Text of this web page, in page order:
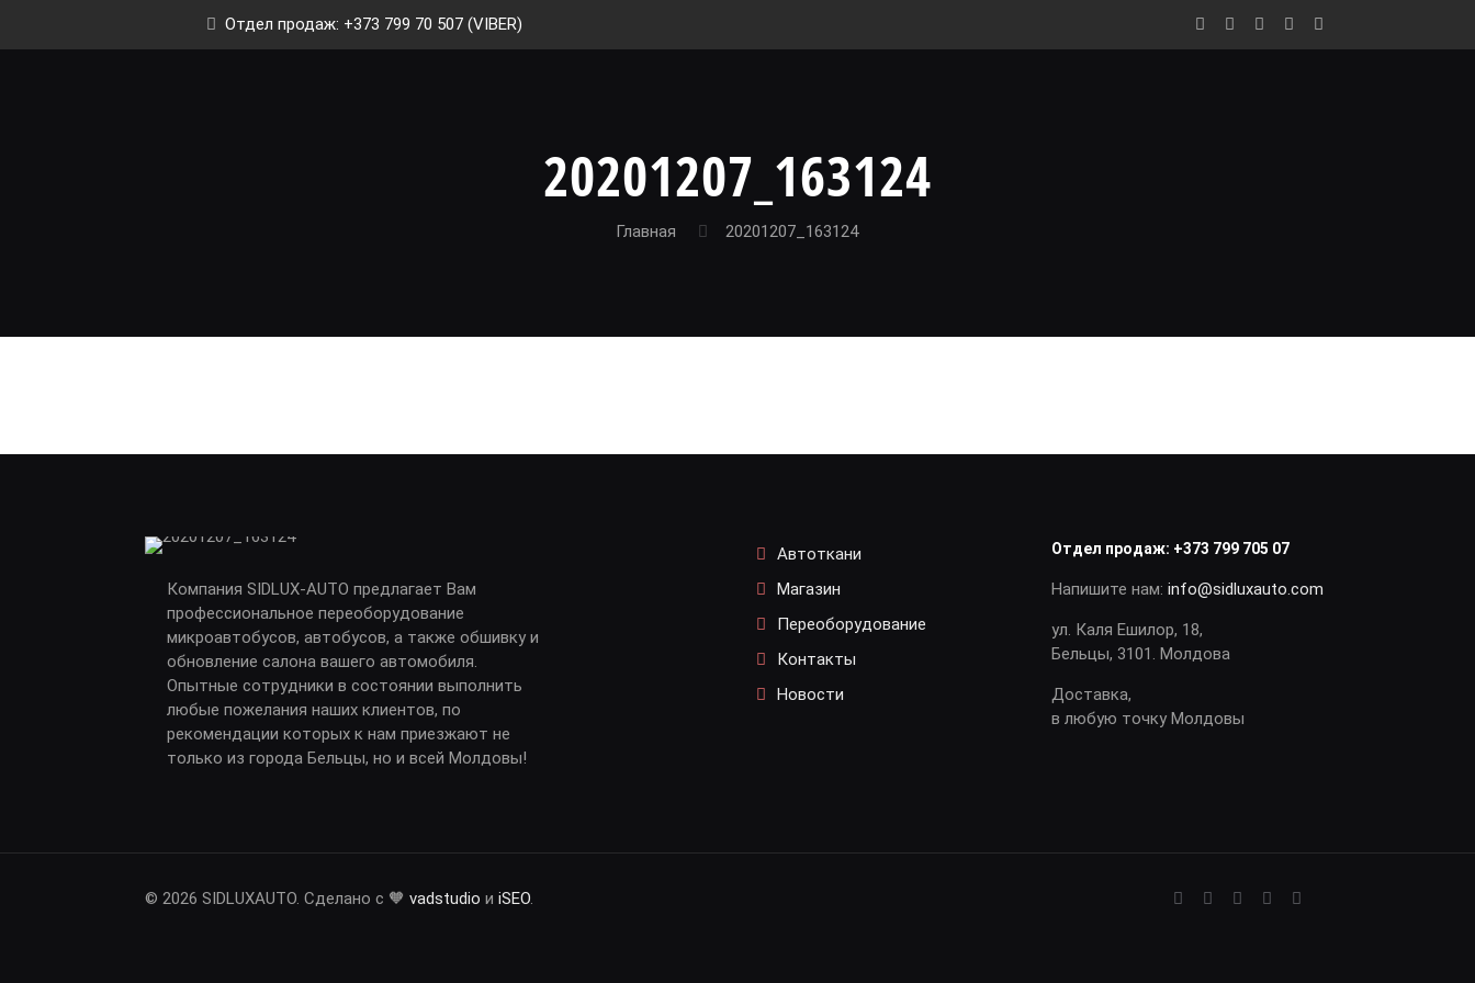
Отдел продаж: +373 799 70 507 (VIBER)
20201207_163124
Главная 20201207_163124
Компания SIDLUX-AUTO предлагает Вам
профессиональное переоборудование
микроавтобусов, автобусов, а также обшивку и
обновление салона вашего автомобиля.
Опытные сотрудники в состоянии выполнить
любые пожелания наших клиентов, по
рекомендации которых к нам приезжают не
только из города Бельцы, но и всей Молдовы!
Автоткани
Магазин
Переоборудование
Контакты
Новости
Отдел продаж: +373 799 705 07
Напишите нам:info@sidluxauto.com
ул. Каля Ешилор, 18,
Бельцы, 3101. Молдова
Доставка,
в любую точку Молдовы
© 2026 SIDLUXAUTO. Сделано с 🧡vadstudio иiSEO.